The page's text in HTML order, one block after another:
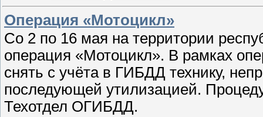
Операция «Мотоцикл»
Со 2 по 16 мая на территории
операция «Мотоцикл». В рамках
снять с учёта в ГИБДД технику,
последующей утилизацией.
Техотдел ОГИБДД.